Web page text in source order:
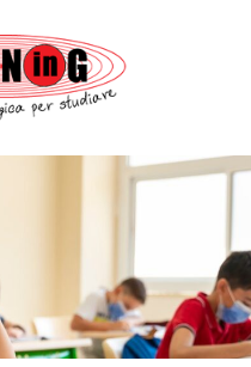
i
o
r
l
p
d
i
a
r